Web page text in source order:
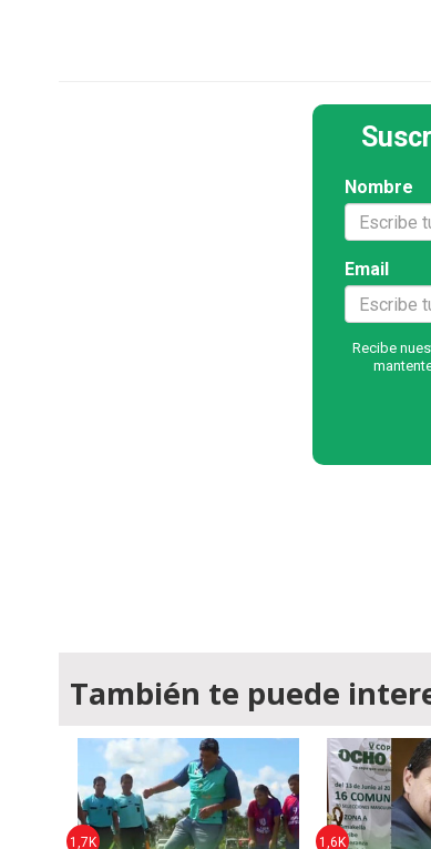
Nombre
Email
Recibe
También te puede
1,7K 1,6K